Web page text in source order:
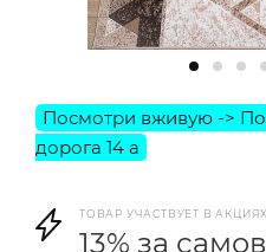
ТОВАР УЧАСТВУЕТ В АКЦИЯХ
13% за